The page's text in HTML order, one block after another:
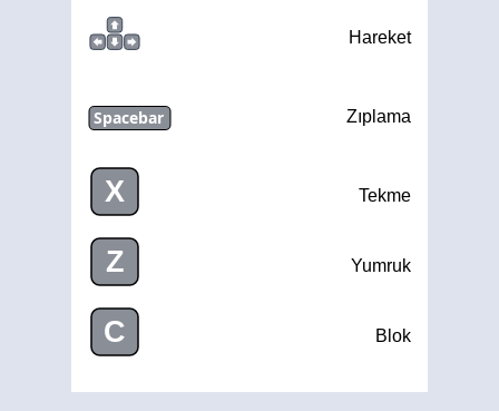
Hareket
Spacebar Zıplama
X Tekme
Z Yumruk
C Blok